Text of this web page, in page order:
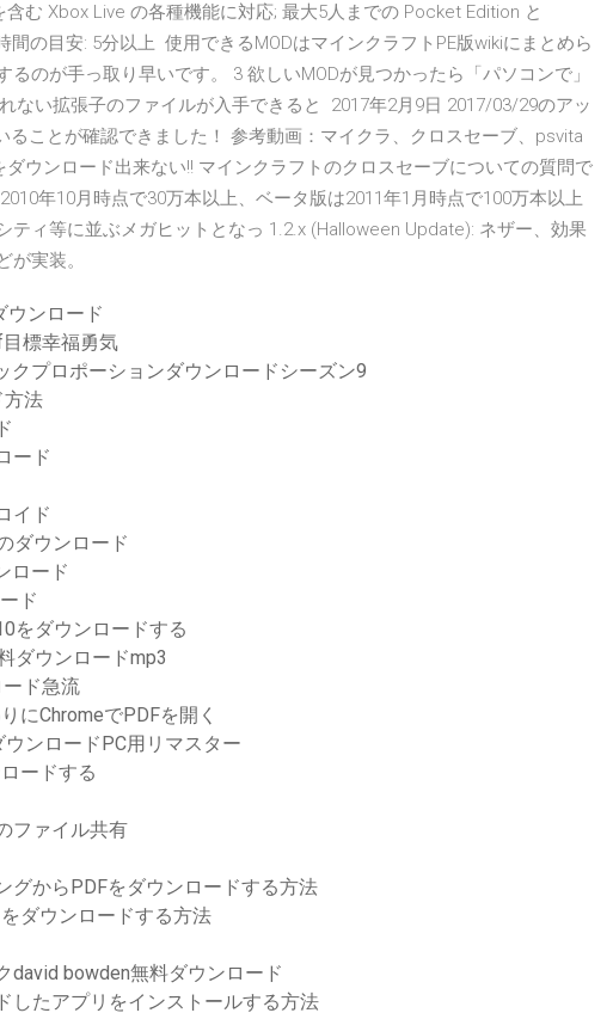
む Xbox Live の各種機能に対応; 最大5人までの Pocket Edition と
の目安: 5分以上 使用できるMODはマインクラフトPE版wikiにまとめら
のが手っ取り早いです。 3 欲しいMODが見つかったら「パソコンで」
ない拡張子のファイルが入手できると 2017年2月9日 2017/03/29のアッ
ることが確認できました！ 参考動画：マイクラ、クロスセーブ、psvita
ウンロード出来ない!! マインクラフトのクロスセーブについての質問で
年10月時点で30万本以上、ベータ版は2011年1月時点で100万本以上
ティ等に並ぶメガヒットとなっ 1.2.x (Halloween Update): ネザー、効果
実装。
ウンロード
標幸福勇気
クプロポーションダウンロードシーズン9
方法
ード
イド
ダウンロード
ロード
ド
をダウンロードする
ダウンロードmp3
ド急流
にChromeでPDFを開く
ンロードPC用リマスター
ードする
ファイル共有
グからPDFをダウンロードする方法
ダウンロードする方法
david bowden無料ダウンロード
したアプリをインストールする方法